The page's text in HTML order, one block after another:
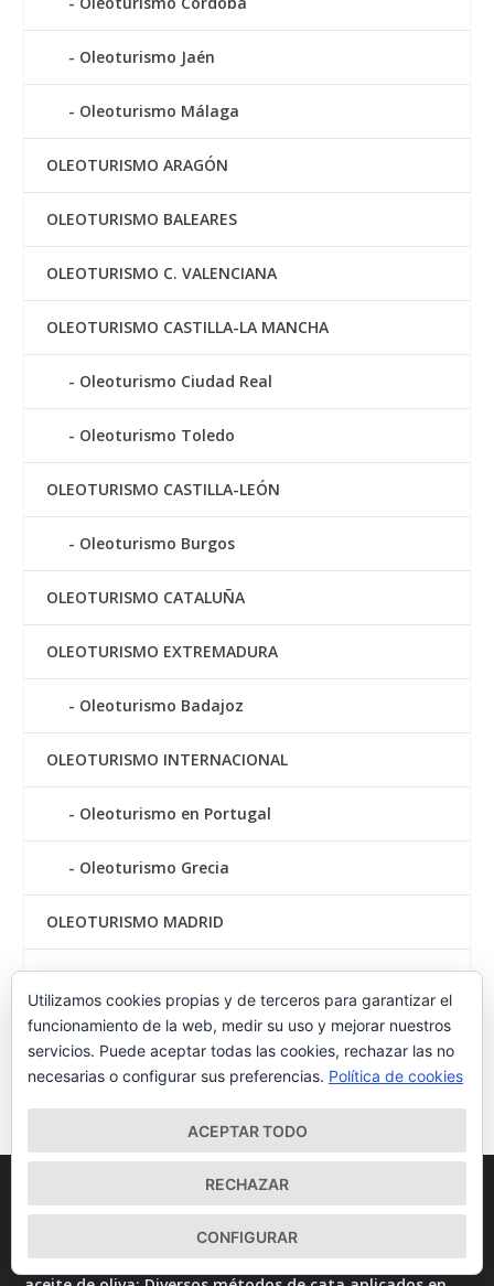
Oleoturismo Jaén
Oleoturismo Málaga
OLEOTURISMO ARAGÓN
OLEOTURISMO BALEARES
OLEOTURISMO C. VALENCIANA
OLEOTURISMO CASTILLA-LA MANCHA
Oleoturismo Ciudad Real
Oleoturismo Toledo
OLEOTURISMO CASTILLA-LEÓN
Oleoturismo Burgos
OLEOTURISMO CATALUÑA
OLEOTURISMO EXTREMADURA
Oleoturismo Badajoz
OLEOTURISMO INTERNACIONAL
Oleoturismo en Portugal
Oleoturismo Grecia
OLEOTURISMO MADRID
OLEOTURISMO MURCIA
OLEOTURISMO NAVARRA
Visita a bodegas
COMENTARIOS RECIENTES
La frase del dia - Olicatessen
La palatabilidad del
Utilizamos cookies propias y de terceros para garantizar el
funcionamiento de la web, medir su uso y mejorar nuestros
servicios. Puede aceptar todas las cookies, rechazar las no
necesarias o configurar sus preferencias. Política de cookies
ACEPTAR TODO
RECHAZAR
CONFIGURAR